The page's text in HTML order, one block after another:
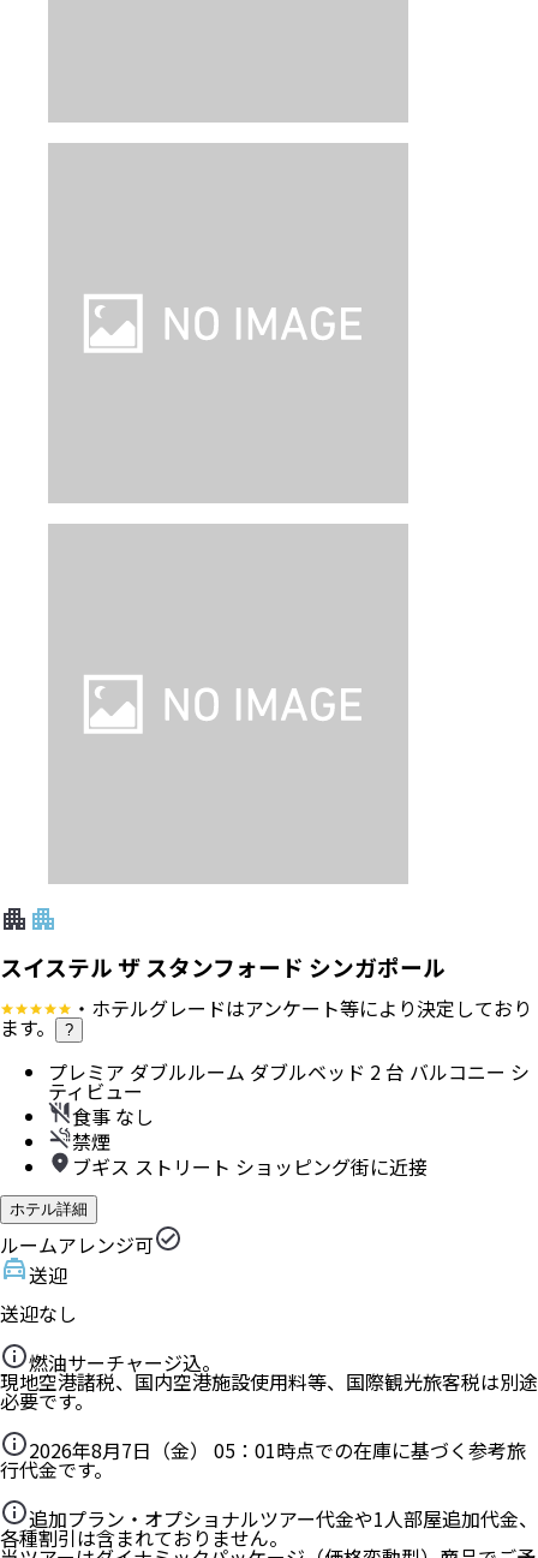
スイステル ザ スタンフォード シンガポール
・ホテルグレードはアンケート等により決定しており
ます。 ?
プレミア ダブルルーム ダブルベッド 2 台 バルコニー シ
ティビュー
食事 なし
禁煙
ブギス ストリート ショッピング街に近接
ホテル詳細
ルームアレンジ可
送迎
送迎なし
燃油サーチャージ込。
現地空港諸税、国内空港施設使用料等、国際観光旅客税は別途
必要です。
2026年8月7日（金） 05：01時点での在庫に基づく参考旅
行代金です。
追加プラン・オプショナルツアー代金や1人部屋追加代金、
各種割引は含まれておりません。